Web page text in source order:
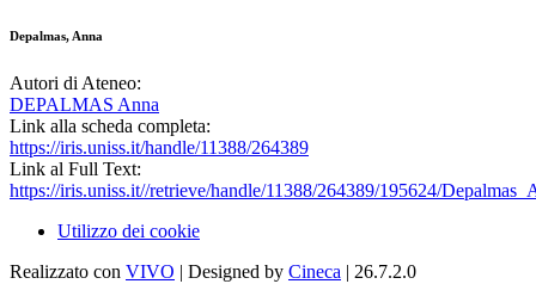
Depalmas, Anna
Autori di Ateneo:
DEPALMAS Anna
Link alla scheda completa:
https://iris.uniss.it/handle/11388/264389
Link al Full Text:
https://iris.uniss.it//retrieve/handle/11388/264389/195624/
Utilizzo dei cookie
Realizzato con VIVO | Designed by Cineca | 26.7.2.0